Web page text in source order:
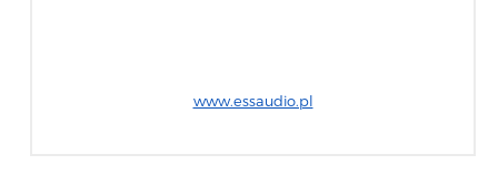
www.essaudio.pl